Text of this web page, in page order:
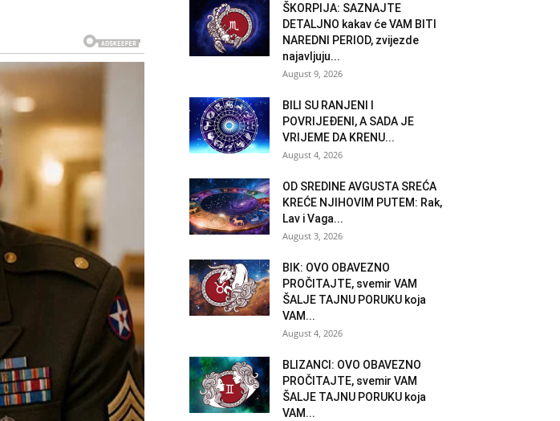
ŠKORPIJA: SAZNAJTE
DETALJNO kakav će VAM BITI
NAREDNI PERIOD, zvijezde
najavljuju...
August 9, 2026
BILI SU RANJENI I
POVRIJEĐENI, A SADA JE
VRIJEME DA KRENU...
August 4, 2026
OD SREDINE AVGUSTA SREĆA
KREĆE NJIHOVIM PUTEM: Rak,
Lav i Vaga...
August 3, 2026
BIK: OVO OBAVEZNO
PROČITAJTE, svemir VAM
ŠALJE TAJNU PORUKU koja
VAM...
August 4, 2026
BLIZANCI: OVO OBAVEZNO
PROČITAJTE, svemir VAM
ŠALJE TAJNU PORUKU koja
VAM...